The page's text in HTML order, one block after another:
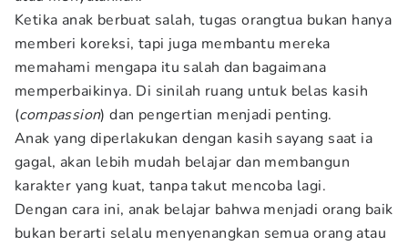
Ketika anak berbuat salah, tugas orangtua bukan hanya
memberi koreksi, tapi juga membantu mereka
memahami mengapa itu salah dan bagaimana
memperbaikinya. Di sinilah ruang untuk belas kasih
(compassion) dan pengertian menjadi penting.
Anak yang diperlakukan dengan kasih sayang saat ia
gagal, akan lebih mudah belajar dan membangun
karakter yang kuat, tanpa takut mencoba lagi.
Dengan cara ini, anak belajar bahwa menjadi orang baik
bukan berarti selalu menyenangkan semua orang atau